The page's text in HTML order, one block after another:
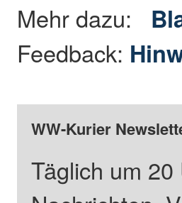
Mehr dazu:
Feedback:
WW-Kurier
Täglich um